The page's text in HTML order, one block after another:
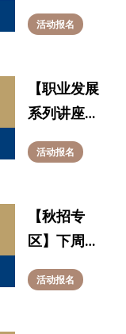
道，赢在职
场
活动报名
【职业发展
系列讲座】
如何把握求
职中的薪酬
活动报名
【秋招专
区】下周宣
讲 （11.14-
11.18）
活动报名